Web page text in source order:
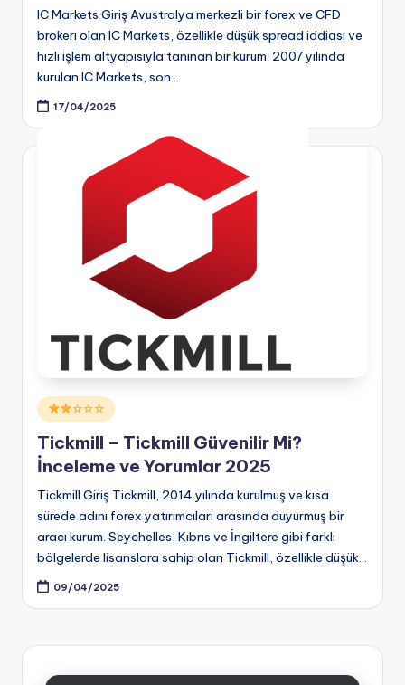
IC Markets Giriş Avustralya merkezli bir forex ve CFD
brokerı olan IC Markets, özellikle düşük spread iddiası ve
hızlı işlem altyapısıyla tanınan bir kurum. 2007 yılında
kurulan IC Markets, son…
17/04/2025
Posted
in
☆☆☆
Tickmill – Tickmill Güvenilir Mi?
İnceleme ve Yorumlar 2025
Tickmill Giriş Tickmill, 2014 yılında kurulmuş ve kısa
sürede adını forex yatırımcıları arasında duyurmuş bir
aracı kurum. Seychelles, Kıbrıs ve İngiltere gibi farklı
bölgelerde lisanslara sahip olan Tickmill, özellikle düşük…
09/04/2025